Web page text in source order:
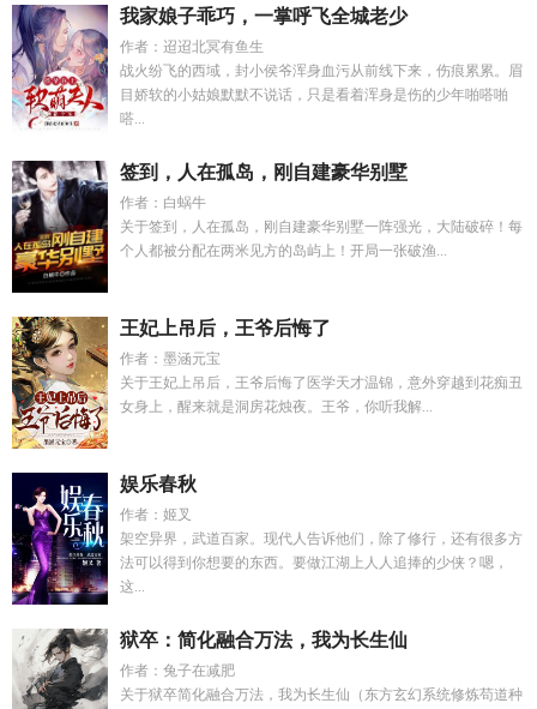
我家娘子乖巧，一掌呼飞全城老少
作者：迢迢北冥有鱼生
战火纷飞的西域，封小侯爷浑身血污从前线下来，伤痕累累。眉
目娇软的小姑娘默默不说话，只是看着浑身是伤的少年啪嗒啪
嗒...
签到，人在孤岛，刚自建豪华别墅
作者：白蜗牛
关于签到，人在孤岛，刚自建豪华别墅一阵强光，大陆破碎！每
个人都被分配在两米见方的岛屿上！开局一张破渔...
王妃上吊后，王爷后悔了
作者：墨涵元宝
关于王妃上吊后，王爷后悔了医学天才温锦，意外穿越到花痴丑
女身上，醒来就是洞房花烛夜。王爷，你听我解...
娱乐春秋
作者：姬叉
架空异界，武道百家。现代人告诉他们，除了修行，还有很多方
法可以得到你想要的东西。要做江湖上人人追捧的少侠？嗯，
这...
狱卒：简化融合万法，我为长生仙
作者：兔子在减肥
关于狱卒简化融合万法，我为长生仙（东方玄幻系统修炼苟道种